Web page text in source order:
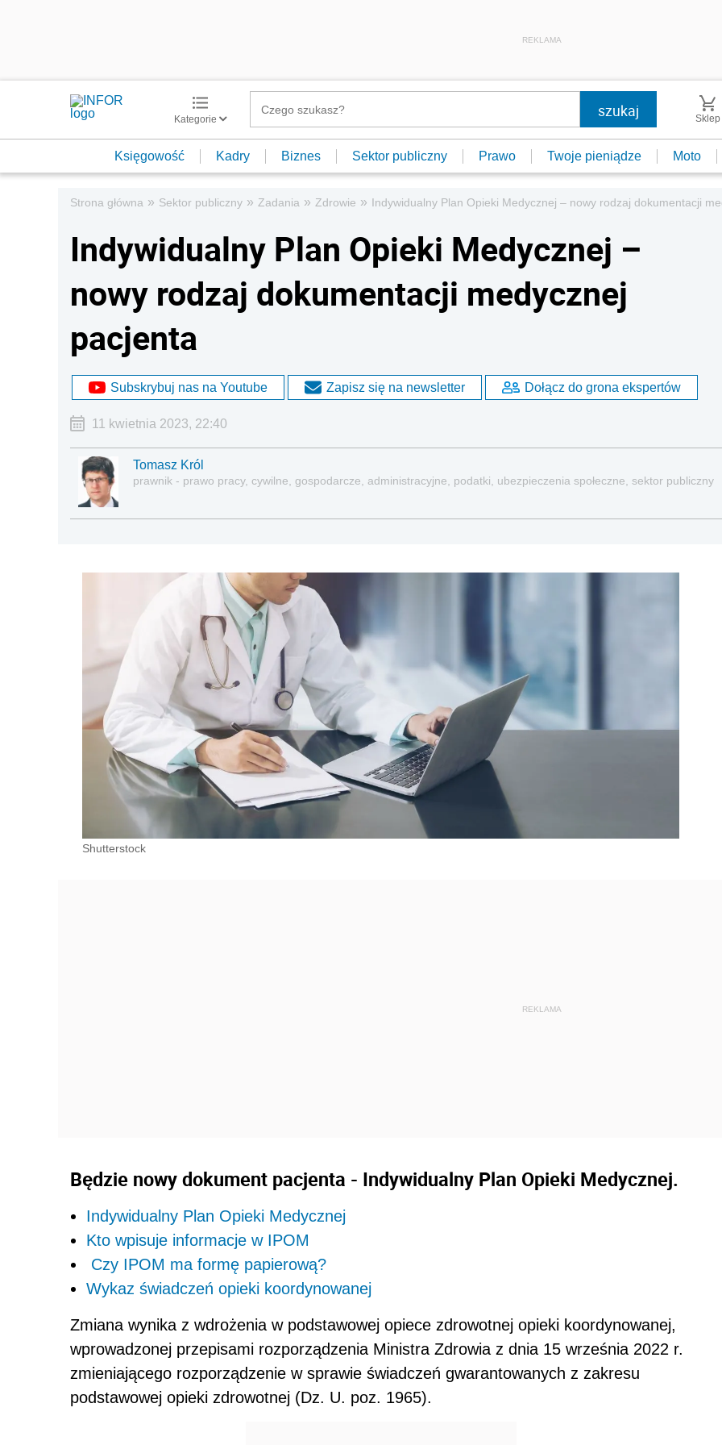
REKLAMA
Kategorie Sklep
Księgowość Kadry Biznes Sektor publiczny Prawo Twoje pieniądze Moto
Strona główna » Sektor publiczny » Zadania » Zdrowie » Indywidualny Plan Opieki Medycznej – nowy rodzaj dokumentacji
Indywidualny Plan Opieki Medycznej –
nowy rodzaj dokumentacji medycznej
pacjenta
Subskrybuj nas na Youtube Zapisz się na newsletter Dołącz do grona ekspertów
11 kwietnia 2023, 22:40
Tomasz Król
prawnik - prawo pracy, cywilne, gospodarcze, administracyjne, podatki, ubezpieczenia społeczne, sektor publiczny
Shutterstock
Będzie nowy dokument pacjenta - Indywidualny Plan Opieki Medycznej.
Indywidualny Plan Opieki Medycznej
Kto wpisuje informacje w IPOM
Czy IPOM ma formę papierową?
Wykaz świadczeń opieki koordynowanej
Zmiana wynika z wdrożenia w podstawowej opiece zdrowotnej opieki koordynowanej,
wprowadzonej przepisami rozporządzenia Ministra Zdrowia z dnia 15 września 2022 r.
zmieniającego rozporządzenie w sprawie świadczeń gwarantowanych z zakresu
podstawowej opieki zdrowotnej (Dz. U. poz. 1965).